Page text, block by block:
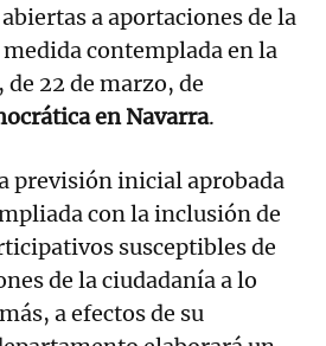
a aportaciones de la
contemplada en la
, de 22 de marzo, de
en Navarra.
previsión inicial aprobada
con la inclusión de
susceptibles de
de la ciudadanía a lo
a efectos de su